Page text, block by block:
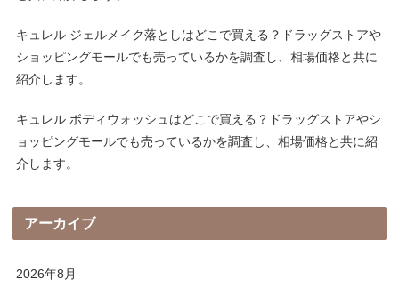
キュレル ジェルメイク落としはどこで買える？ドラッグストアや
ショッピングモールでも売っているかを調査し、相場価格と共に
紹介します。
キュレル ボディウォッシュはどこで買える？ドラッグストアやシ
ョッピングモールでも売っているかを調査し、相場価格と共に紹
介します。
アーカイブ
2026年8月